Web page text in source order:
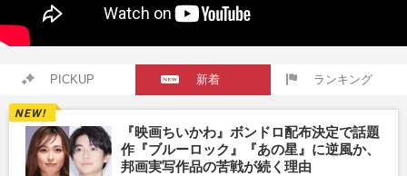
PICKUP 新着 ランキング
『映画ちいかわ』ボンドロ配布決定で話題
作『ブルーロック』『あの星』に逆風か、
邦画実写作品の苦戦が続く理由